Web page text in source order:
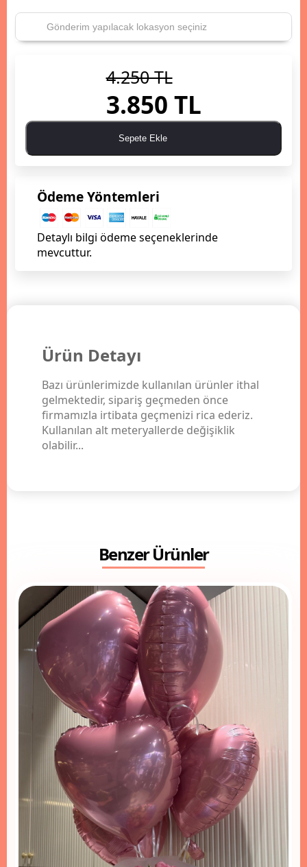
4.250 TL
3.850 TL
Sepete Ekle
Ödeme Yöntemleri
Detaylı bilgi ödeme seçeneklerinde
mevcuttur.
Ürün Detayı
Bazı ürünlerimizde kullanılan ürünler ithal
gelmektedir, sipariş geçmeden önce
firmamızla irtibata geçmenizi rica ederiz.
Kullanılan alt meteryallerde değişiklik
olabilir...
Benzer Ürünler